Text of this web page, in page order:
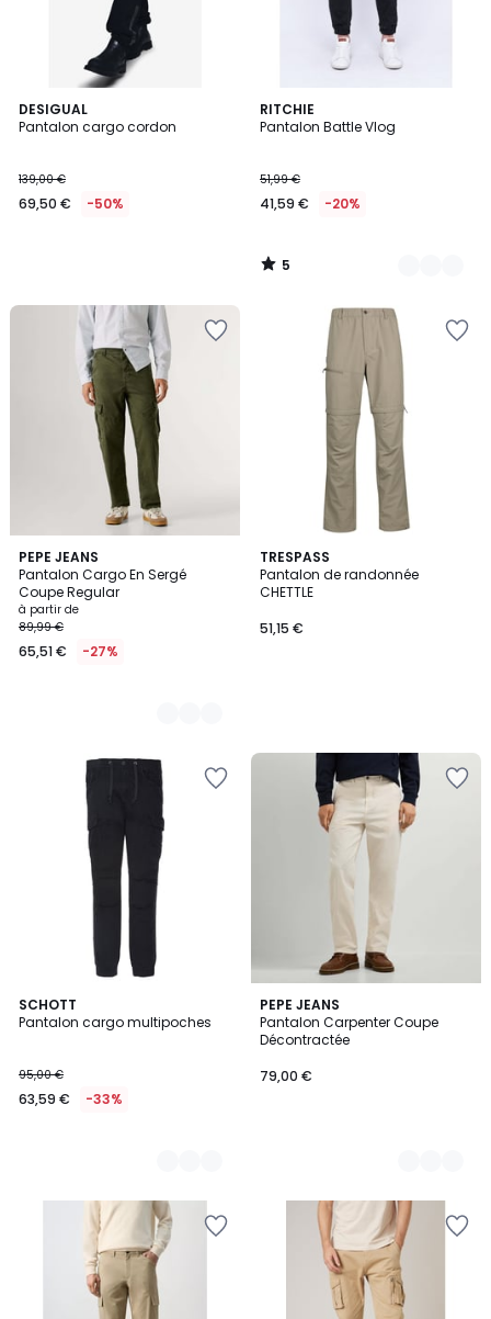
DESIGUAL
Pantalon cargo cordon
139,00 €
69,50 € -50%
RITCHIE
Pantalon Battle Vlog
51,99 €
41,59 € -20%
5
/
4
Couleurs
5
/
PEPE JEANS
Pantalon Cargo En Sergé
Coupe Regular
à partir de
89,99 €
65,51 € -27%
3
Couleurs
TRESPASS
Pantalon de randonnée
CHETTLE
51,15 €
SCHOTT
Pantalon cargo multipoches
95,00 €
63,59 € -33%
3
Couleurs
PEPE JEANS
Pantalon Carpenter Coupe
Décontractée
79,00 €
3
Couleurs